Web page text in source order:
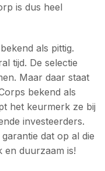
is dus heel
als pittig.
tijd. De selectie
Maar daar staat
bekend als
het keurmerk ze bij
investeerders.
dat op al die
en duurzaam is!